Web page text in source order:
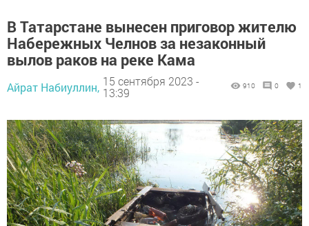
В Татарстане вынесен приговор жителю
Набережных Челнов за незаконный
вылов раков на реке Кама
Айрат Набиуллин, 15 сентября 2023 -
13:39
910 0 1